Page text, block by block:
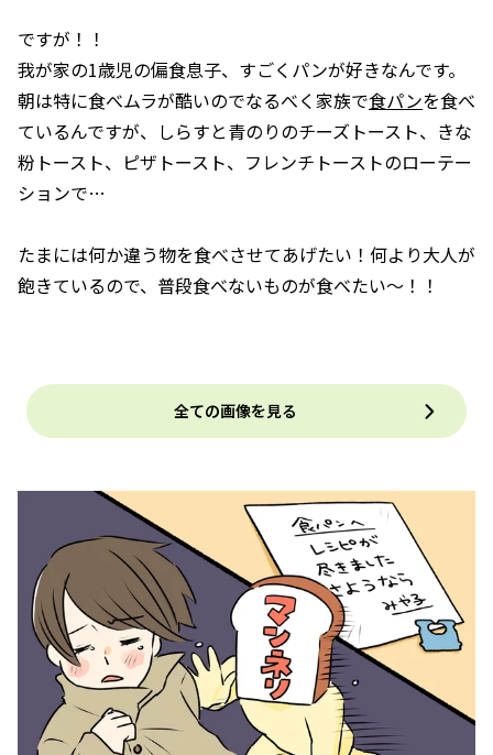
ですが！！
我が家の1歳児の偏食息子、すごくパンが好きなんです。
朝は特に食べムラが酷いのでなるべく家族で食パンを食べ
ているんですが、しらすと青のりのチーズトースト、きな
粉トースト、ピザトースト、フレンチトーストのローテー
ションで…
たまには何か違う物を食べさせてあげたい！何より大人が
飽きているので、普段食べないものが食べたい〜！！
全ての画像を見る